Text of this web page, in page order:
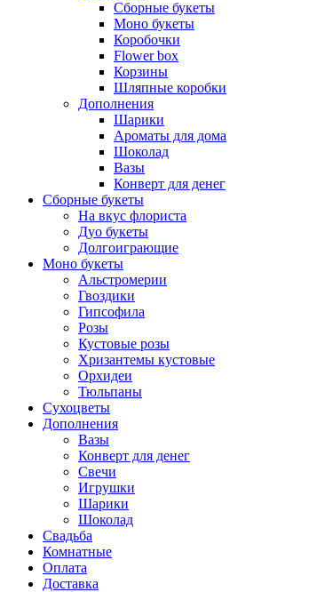
Сборные букеты
Моно букеты
Коробочки
Flower box
Корзины
Шляпные коробки
Дополнения
Шарики
Ароматы для дома
Шоколад
Вазы
Конверт для денег
Сборные букеты
На вкус флориста
Дуо букеты
Долгоиграющие
Моно букеты
Альстромерии
Гвоздики
Гипсофила
Розы
Кустовые розы
Хризантемы кустовые
Орхидеи
Тюльпаны
Сухоцветы
Дополнения
Вазы
Конверт для денег
Свечи
Игрушки
Шарики
Шоколад
Свадьба
Комнатные
Оплата
Доставка